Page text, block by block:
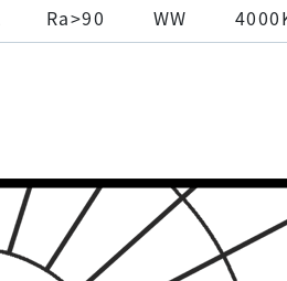
Ra>90 WW